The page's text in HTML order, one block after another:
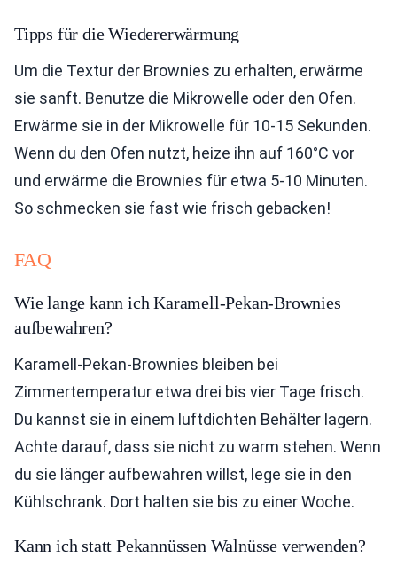
Tipps für die Wiedererwärmung
Um die Textur der Brownies zu erhalten, erwärme
sie sanft. Benutze die Mikrowelle oder den Ofen.
Erwärme sie in der Mikrowelle für 10-15 Sekunden.
Wenn du den Ofen nutzt, heize ihn auf 160°C vor
und erwärme die Brownies für etwa 5-10 Minuten.
So schmecken sie fast wie frisch gebacken!
FAQ
Wie lange kann ich Karamell-Pekan-Brownies
aufbewahren?
Karamell-Pekan-Brownies bleiben bei
Zimmertemperatur etwa drei bis vier Tage frisch.
Du kannst sie in einem luftdichten Behälter lagern.
Achte darauf, dass sie nicht zu warm stehen. Wenn
du sie länger aufbewahren willst, lege sie in den
Kühlschrank. Dort halten sie bis zu einer Woche.
Kann ich statt Pekannüssen Walnüsse verwenden?